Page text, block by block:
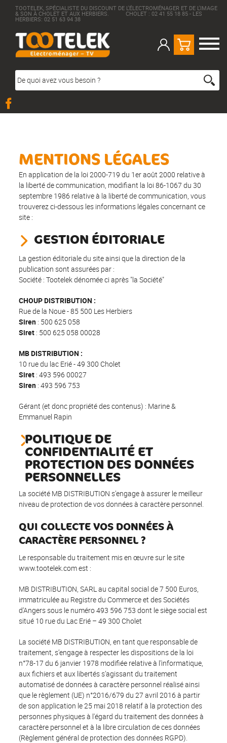
TOOTELEK, SPÉCIALISTE DU DISCOUNT DE L'ÉLECTROMÉNAGER ET DE L'IMAGE
& SON À CHOLET ET AUX HERBIERS. CHOLET : 02 41 55 18 85 - LES
HERBIERS: 02 51 63 94 38
MENTIONS LÉGALES
En application de la loi 2000-719 du 1er août 2000 relative à
la liberté de communication, modifiant la loi 86-1067 du 30
septembre 1986 relative à la liberté de communication, vous
trouverez ci-dessous les informations légales concernant ce
site :
GESTION ÉDITORIALE
La gestion éditoriale du site ainsi que la direction de la
publication sont assurées par :
Société : Tootelek dénomée ci après "la Société"
CHOUP DISTRIBUTION :
Rue de la Noue - 85 500 Les Herbiers
Siren : 500 625 058
Siret : 500 625 058 00028
MB DISTRIBUTION :
10 rue du lac Erié - 49 300 Cholet
Siret : 493 596 00027
Siren : 493 596 753
Gérant (et donc propriété des contenus) : Marine &
Emmanuel Rapin
POLITIQUE DE
CONFIDENTIALITÉ ET
PROTECTION DES DONNÉES
PERSONNELLES
La société MB DISTRIBUTION s’engage à assurer le meilleur
niveau de protection de vos données à caractère personnel.
QUI COLLECTE VOS DONNÉES À
CARACTÈRE PERSONNEL ?
Le responsable du traitement mis en œuvre sur le site
www.tootelek.com est :
MB DISTRIBUTION, SARL au capital social de 7 500 Euros,
immatriculée au Registre du Commerce et des Sociétés
d’Angers sous le numéro 493 596 753 dont le siège social est
situé 10 rue du Lac Erié – 49 300 Cholet
La société MB DISTRIBUTION, en tant que responsable de
traitement, s’engage à respecter les dispositions de la loi
n°78-17 du 6 janvier 1978 modifiée relative à l’informatique,
aux fichiers et aux libertés s’agissant du traitement
automatisé de données à caractère personnel réalisé ainsi
que le règlement (UE) n°2016/679 du 27 avril 2016 à partir
de son application le 25 mai 2018 relatif à la protection des
personnes physiques à l'égard du traitement des données à
caractère personnel et à la libre circulation de ces données
(Règlement général de protection des données RGPD).